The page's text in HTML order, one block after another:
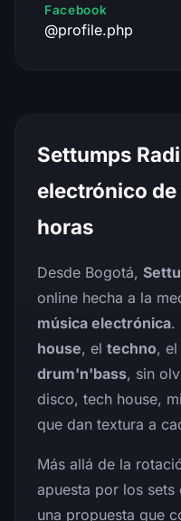
Facebook
@profile.php
Settumps
electrónico
horas
Desde Bogotá,
online hecha a la
música electrónica.
house, el techno, el
drum'n'bass, sin
disco, tech house,
que dan textura a
Más allá de la
apuesta por los sets
una propuesta que